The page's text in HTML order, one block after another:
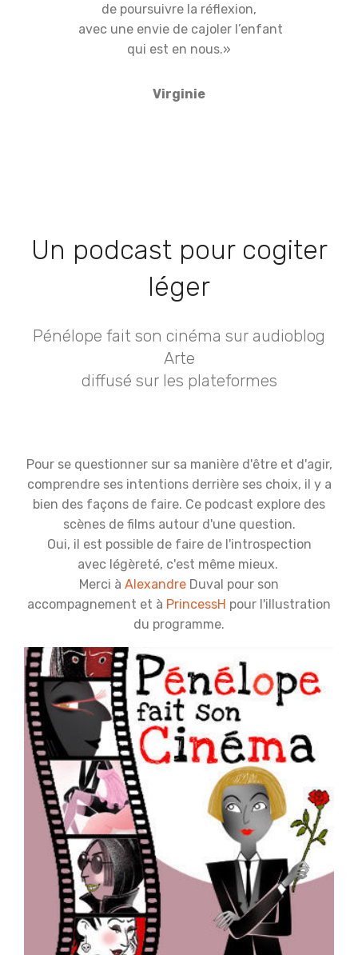
de poursuivre la réflexion,
avec une envie de cajoler l’enfant
qui est en nous.»
Virginie
Un podcast pour cogiter
léger
Pénélope fait son cinéma sur audioblog
Arte
diffusé sur les plateformes
Pour se questionner sur sa manière d'être et d'agir,
comprendre ses intentions derrière ses choix, il y a
bien des façons de faire. Ce podcast explore des
scènes de films autour d'une question.
Oui, il est possible de faire de l'introspection
avec légèreté, c'est même mieux.
Merci à Alexandre Duval pour son
accompagnement et à PrincessH pour l'illustration
du programme.